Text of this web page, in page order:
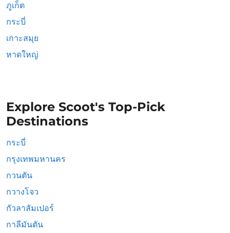
ภูเก็ต
กระบี่
เกาะสมุย
หาดใหญ่
Explore Scoot's Top-Pick
Destinations
กระบี่
กรุงเทพมหานคร
กวนตัน
กวางโจว
กัวลาลัมเปอร์
กาลีมันตัน